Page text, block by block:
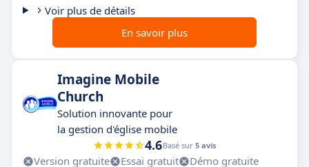
Voir plus de détails
En savoir plus
Imagine Mobile
Church
Solution innovante pour
la gestion d'église mobile
4.6Basé sur 5 avis
Version gratuite Essai gratuit
Démo gratuite